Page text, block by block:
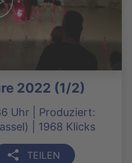
2022 (1/2)
Uhr | Produziert:
| 1968 Klicks
TEILEN